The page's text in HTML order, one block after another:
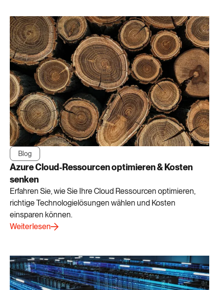
Blog
Azure Cloud-Ressourcen optimieren & Kosten
senken
Erfahren Sie, wie Sie Ihre Cloud Ressourcen optimieren,
richtige Technologielösungen wählen und Kosten
einsparen können.
Weiterlesen